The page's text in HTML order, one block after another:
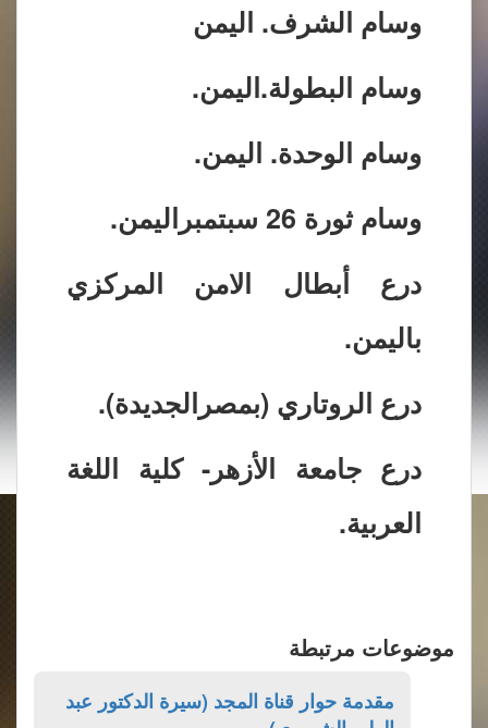
وسام الشرف. اليمن
وسام البطولة.اليمن.
وسام الوحدة. اليمن.
وسام ثورة 26 سبتمبراليمن.
درع أبطال الامن المركزي
باليمن.
درع الروتاري (بمصرالجديدة).
درع جامعة الأزهر- كلية اللغة
العربية.
موضوعات مرتبطة
مقدمة حوار قناة المجد (سيرة الدكتور عبد